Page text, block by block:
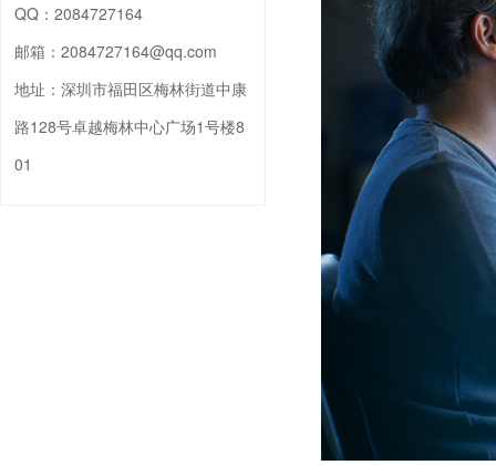
QQ： 2084727164
邮箱： 2084727164@qq.com
地址： 深圳市福田区梅林街道中康
路128号卓越梅林中心广场1号楼8
01